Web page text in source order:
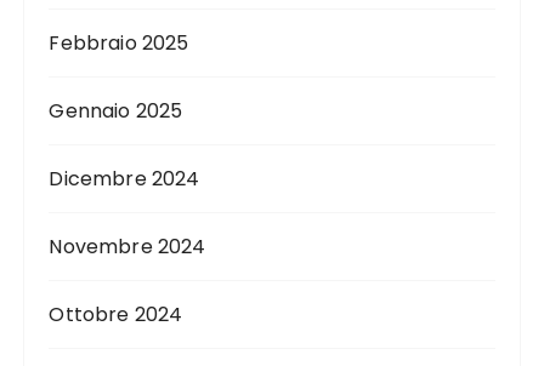
Febbraio 2025
Gennaio 2025
Dicembre 2024
Novembre 2024
Ottobre 2024